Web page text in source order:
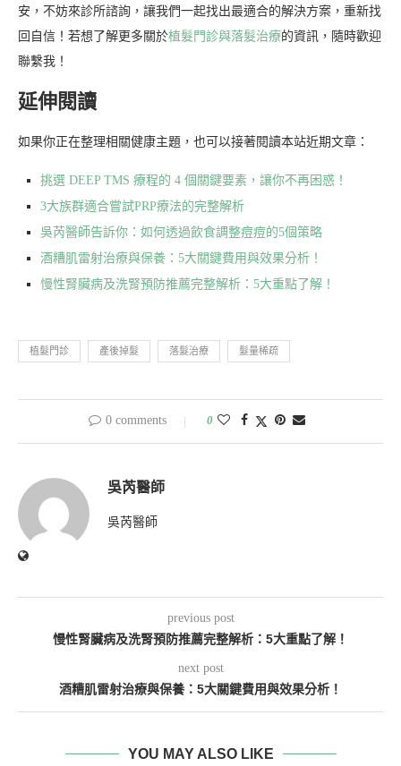
安，不妨來診所諮詢，讓我們一起找出最適合的解決方案，重新找
回自信！若想了解更多關於植髮門診與落髮治療的資訊，隨時歡迎
聯繫我！
延伸閱讀
如果你正在整理相關健康主題，也可以接著閱讀本站近期文章：
挑選 DEEP TMS 療程的 4 個關鍵要素，讓你不再困惑！
3大族群適合嘗試PRP療法的完整解析
吳芮醫師告訴你：如何透過飲食調整痘痘的5個策略
酒糟肌雷射治療與保養：5大關鍵費用與效果分析！
慢性腎臟病及洗腎預防推薦完整解析：5大重點了解！
植髮門診 產後掉髮 落髮治療 髮量稀疏
0 comments 0
吳芮醫師
吳芮醫師
previous post
慢性腎臟病及洗腎預防推薦完整解析：5大重點了解！
next post
酒糟肌雷射治療與保養：5大關鍵費用與效果分析！
YOU MAY ALSO LIKE